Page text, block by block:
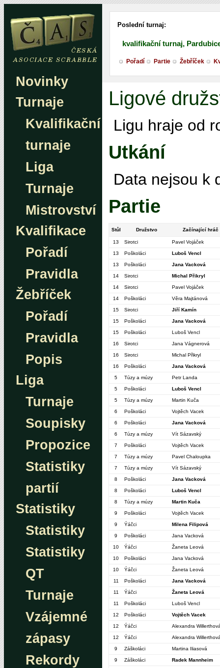
Novinky
Turnaje
Kvalifikační
turnaje
Liga
Turnaje
Mistrovství
Kvalifikace
Pořadí
Pravidla
Žebříček
Pořadí
Pravidla
Popis
Liga
Turnaje
Soupisky
Propozice
Statistiky
partií
Statistiky
Statistiky
Statistiky
QT
Turnaje
Vzájemné
zápasy
Rekordy
Poslední turnaj:
kvalifikační turnaj,
Pořadí Partie Žebříček
Ligové
Ligu hraje od
Utkání
Data nejsou k
Partie
Stůl Družstvo Začínající hráč
13 Sirotci Pavel Vojáček
13 Poškoláci Luboš Vencl
13 Poškoláci Jana Vacková
14 Sirotci Michal Přikryl
14 Sirotci Pavel Vojáček
14 Poškoláci Věra Majtánová
15 Sirotci Jiří Kamín
15 Poškoláci Jana Vacková
15 Poškoláci Luboš Vencl
16 Sirotci Jana Vágnerová
16 Sirotci Michal Přikryl
16 Poškoláci Jana Vacková
5 Túzy a múzy Petr Landa
5 Poškoláci Luboš Vencl
5 Túzy a múzy Martin Kuča
6 Poškoláci Vojtěch Vacek
6 Poškoláci Jana Vacková
6 Túzy a múzy Vít Sázavský
7 Poškoláci Vojtěch Vacek
7 Túzy a múzy Pavel Chaloupka
7 Túzy a múzy Vít Sázavský
8 Poškoláci Jana Vacková
8 Poškoláci Luboš Vencl
8 Túzy a múzy Martin Kuča
9 Poškoláci Vojtěch Vacek
9 Ýáčci Milena Filipová
9 Poškoláci Jana Vacková
10 Ýáčci Žaneta Leová
10 Poškoláci Jana Vacková
10 Ýáčci Žaneta Leová
11 Poškoláci Jana Vacková
11 Ýáčci Žaneta Leová
11 Poškoláci Luboš Vencl
12 Poškoláci Vojtěch Vacek
12 Ýáčci Alexandra
12 Ýáčci Alexandra
9 Záškoláci Martina Iliasová
9 Záškoláci Radek Mannheim